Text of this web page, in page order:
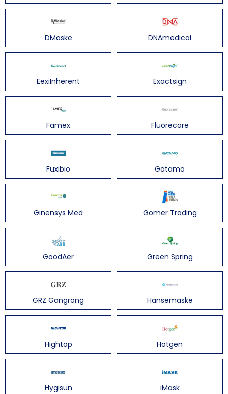
DMaske DNAmedical
EexiInherent Exactsign
Famex Fluorecare
Fuxibio Gatamo
Ginensys Med Gomer Trading
GoodAer Green Spring
GRZ Gangrong Hansemaske
Hightop Hotgen
Hygisun iMask